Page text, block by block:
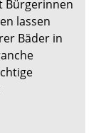
Bürgerinnen
lassen
Bäder in